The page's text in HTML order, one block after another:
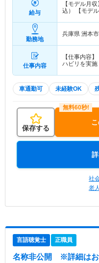
給与
【モデル月収
込） 【モデル
勤務地
兵庫県 洲本市
仕事内容
【仕事内容
ハビリを実
車通勤可 未経験OK
保存する
社
老
言語聴覚士 正職員
名称非公開 ※詳細はお